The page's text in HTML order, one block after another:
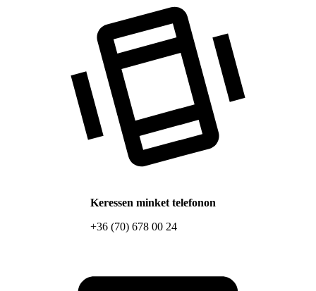
Keressen minket telefonon
+36 (70) 678 00 24